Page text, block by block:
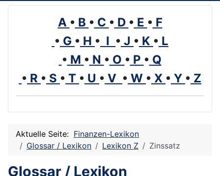
A • B • C • D • E • F
• G • H • I • J • K • L
• M • N • O • P • Q
• R • S • T • U • V • W • X • Y • Z
Aktuelle Seite: Finanzen-Lexikon
Glossar / Lexikon
Lexikon Z Zinssatz
Glossar / Lexikon